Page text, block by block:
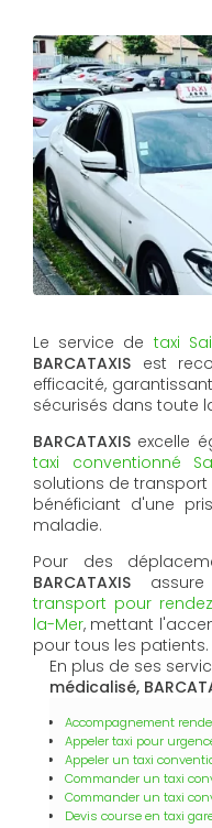
Le service de taxi
BARCATAXIS est
efficacité,
sécurisés dans toute
BARCATAXIS excelle
taxi conventionné
solutions de
bénéficiant d'une
maladie.
Pour des
BARCATAXIS
transport pour
la-Mer, mettant
pour tous les patients.
En plus de ses
médicalisé,
Accompagnement
Appeler taxi pour
Appeler un taxi
Commander un taxi
Commander un taxi
Devis course en taxi